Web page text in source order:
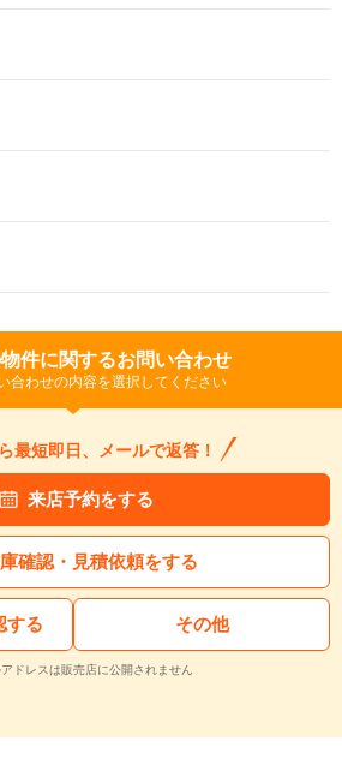
件に関するお問い合わせ
合わせの内容を選択してください
最短即日、メールで返答！
来店予約をする
確認・見積依頼をする
する その他
ドレスは販売店に公開されません